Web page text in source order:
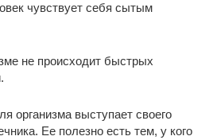
чувствует себя сытым
не происходит быстрых
организма выступает своего
Ее полезно есть тем, у кого